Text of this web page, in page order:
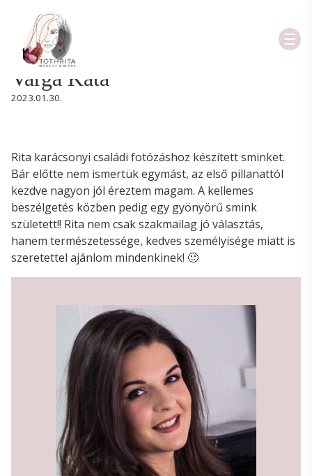
Varga Kata
2023.01.30.
Rita karácsonyi családi fotózáshoz készített sminket.
Bár előtte nem ismertük egymást, az első pillanattól
kezdve nagyon jól éreztem magam. A kellemes
beszélgetés közben pedig egy gyönyörű smink
született!! Rita nem csak szakmailag jó választás,
hanem természetessége, kedves személyisége miatt is
szeretettel ajánlom mindenkinek! 🙂